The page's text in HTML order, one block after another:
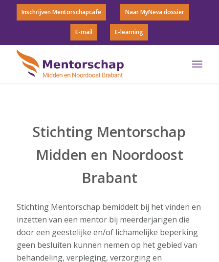
Inschrijven Mentorschapcafe Naar MyNeva dossier
E-mail E-learning
Stichting Mentorschap
Midden en Noordoost
Brabant
Stichting Mentorschap bemiddelt bij het vinden en
inzetten van een mentor bij meerderjarigen die
door een geestelijke en/of lichamelijke beperking
geen besluiten kunnen nemen op het gebied van
behandeling, verpleging, verzorging en